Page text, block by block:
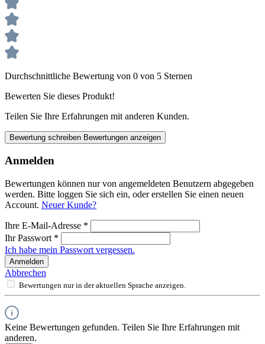
Durchschnittliche Bewertung von 0 von 5 Sternen
Bewerten Sie dieses Produkt!
Teilen Sie Ihre Erfahrungen mit anderen Kunden.
Bewertung schreiben Bewertungen anzeigen
Anmelden
Bewertungen können nur von angemeldeten Benutzern abgegeben
werden. Bitte loggen Sie sich ein, oder erstellen Sie einen neuen
Account. Neuer Kunde?
Ihre E-Mail-Adresse *
Ihr Passwort *
Ich habe mein Passwort vergessen.
Anmelden
Abbrechen
Bewertungen nur in der aktuellen Sprache anzeigen.
Keine Bewertungen gefunden. Teilen Sie Ihre Erfahrungen mit
anderen.